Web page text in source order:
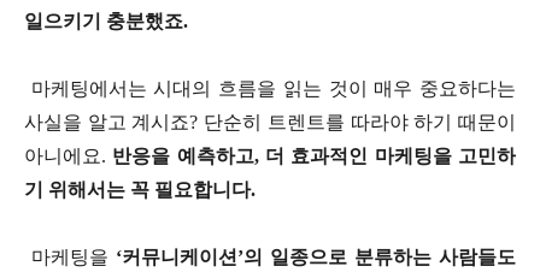
일으키기 충분했죠.
마케팅에서는 시대의 흐름을 읽는 것이 매우 중요하다는
사실을 알고 계시죠? 단순히 트렌트를 따라야 하기 때문이
아니에요. 반응을 예측하고, 더 효과적인 마케팅을 고민하
기 위해서는 꼭 필요합니다.
마케팅을 ‘커뮤니케이션’의 일종으로 분류하는 사람들도